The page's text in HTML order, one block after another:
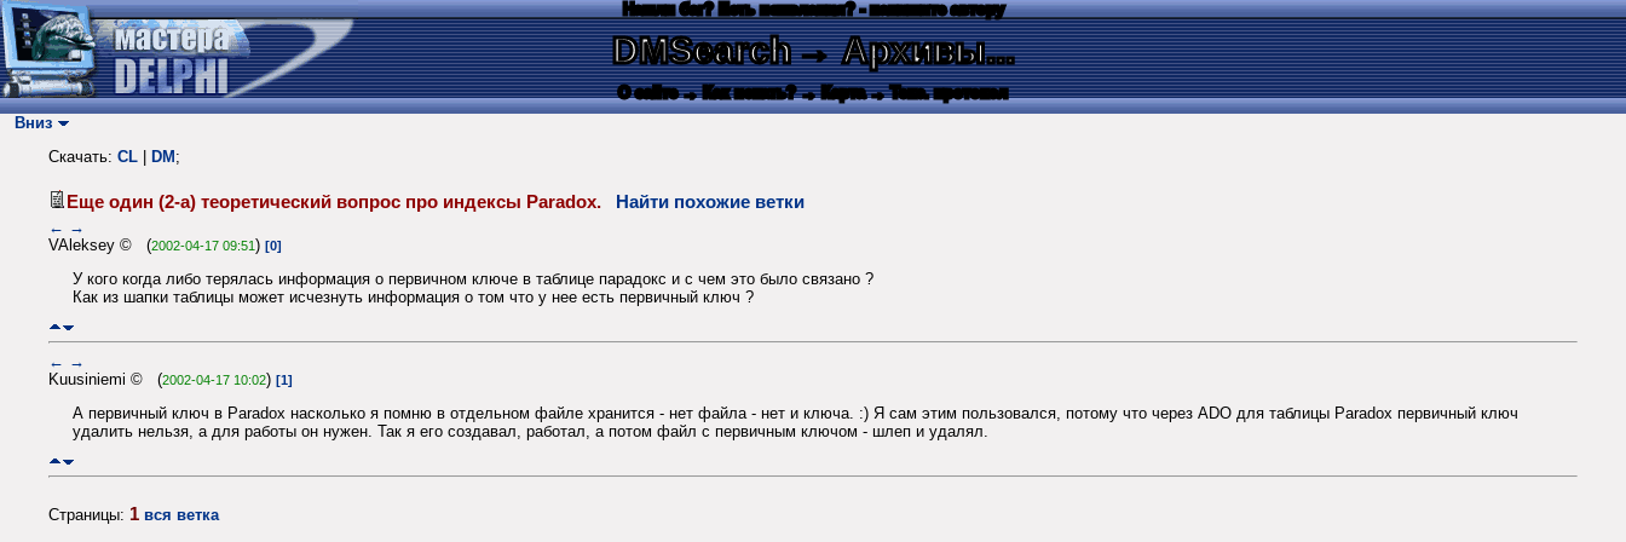
Нашли баг? Есть пожелания? - напишите автору
DMSearch→ Архивы...
О сайте → Как искать? → Карта → Текс. протокол
Вниз
Скачать: CL DM ;
Еще один (2-а) теоретический вопрос про индексы Paradox. Найти похожие ветки
← →
VAleksey © (2002-04-17 09:51) [0]
У кого когда либо терялась информация о первичном ключе в таблице парадокс и с чем это было связано ?
Как из шапки таблицы может исчезнуть информация о том что у нее есть первичный ключ ?
← →
Kuusiniemi © (2002-04-17 10:02) [1]
А первичный ключ в Paradox насколько я помню в отдельном файле хранится - нет файла - нет и ключа. :) Я сам этим пользовался, потому что через ADO для таблицы Paradox первичный ключ
удалить нельзя, а для работы он нужен. Так я его создавал, работал, а потом файл с первичным ключом - шлеп и удалял.
Страницы: 1 вся ветка